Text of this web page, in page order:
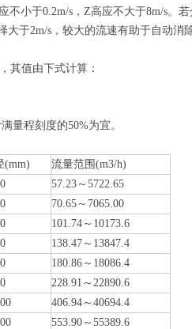
小于0.2m/s，Z高应不大于8m/s。若
于2m/s，较大的流速有助于自动消
其值由下式计算：
量程刻度的50%为宜。
(mm)
流量范围(m3/h)
57.23～5722.65
70.65～7065.00
101.74～10173.6
138.47～13847.4
180.86～18086.4
228.91～22890.6
406.94～40694.4
553.90～55389.6